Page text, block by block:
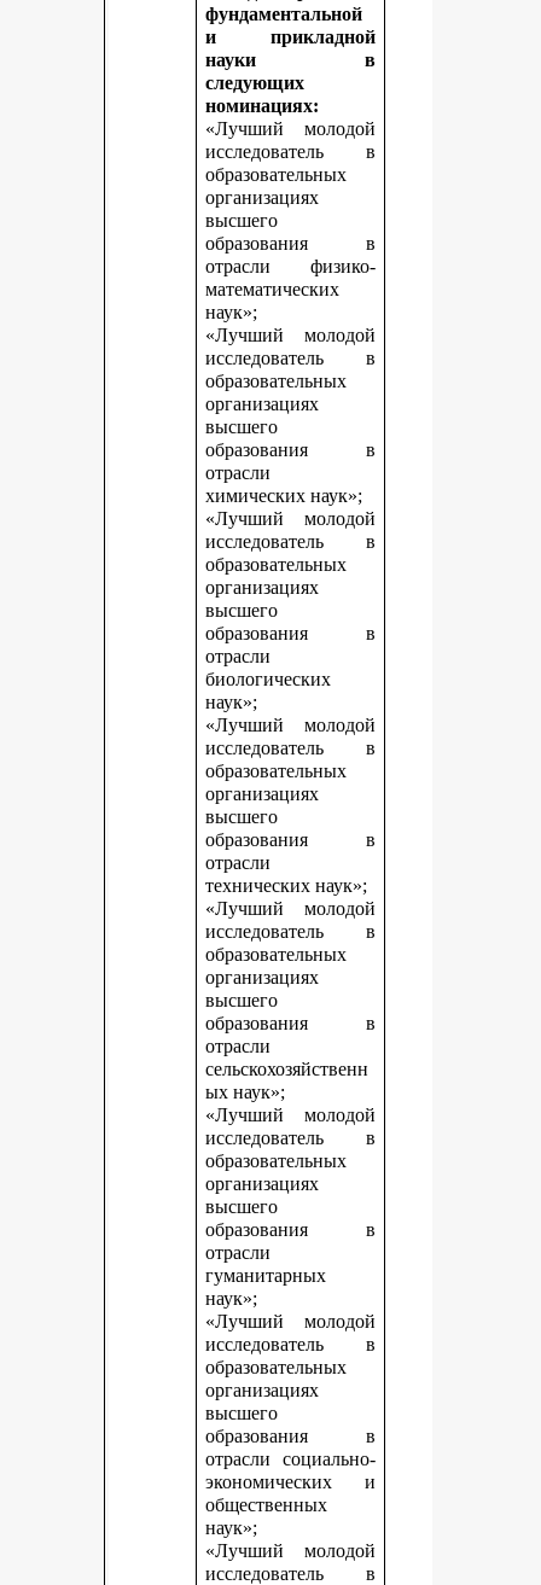
фундаментальной
и прикладной
науки в
следующих
номинациях:
«Лучший молодой
исследователь в
образовательных
организациях
высшего
образования в
отрасли физико-
математических
наук»;
«Лучший молодой
исследователь в
образовательных
организациях
высшего
образования в
отрасли
химических наук»;
«Лучший молодой
исследователь в
образовательных
организациях
высшего
образования в
отрасли
биологических
наук»;
«Лучший молодой
исследователь в
образовательных
организациях
высшего
образования в
отрасли
технических наук»;
«Лучший молодой
исследователь в
образовательных
организациях
высшего
образования в
отрасли
сельскохозяйственн
ых наук»;
«Лучший молодой
исследователь в
образовательных
организациях
высшего
образования в
отрасли
гуманитарных
наук»;
«Лучший молодой
исследователь в
образовательных
организациях
высшего
образования в
отрасли социально-
экономических и
общественных
наук»;
«Лучший молодой
исследователь в